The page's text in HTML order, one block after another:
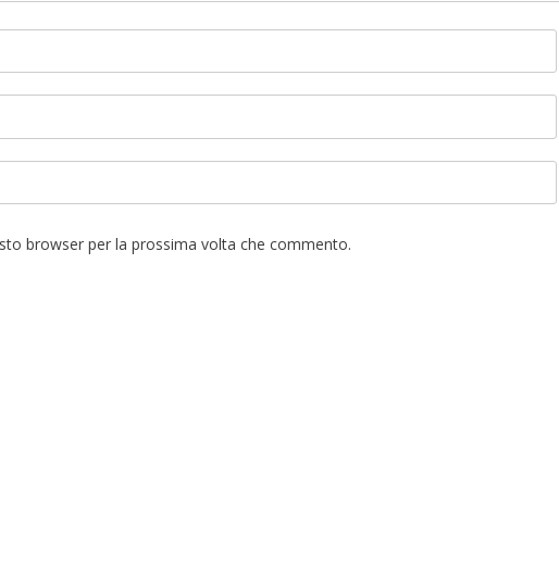
browser per la prossima volta che commento.